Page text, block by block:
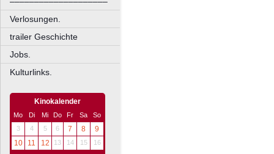
Verlosungen.
trailer Geschichte
Jobs.
Kulturlinks.
Kinokalender
Mo Di Mi Do Fr Sa
So
3
4 5 6 7 8
9
10
11 12 13 14 15 16